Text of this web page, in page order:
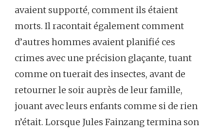
avaient supporté, comment ils étaient
morts. Il racontait également comment
d’autres hommes avaient planifié ces
crimes avec une précision glaçante, tuant
comme on tuerait des insectes, avant de
retourner le soir auprès de leur famille,
jouant avec leurs enfants comme si de rien
n’était. Lorsque Jules Fainzang termina son